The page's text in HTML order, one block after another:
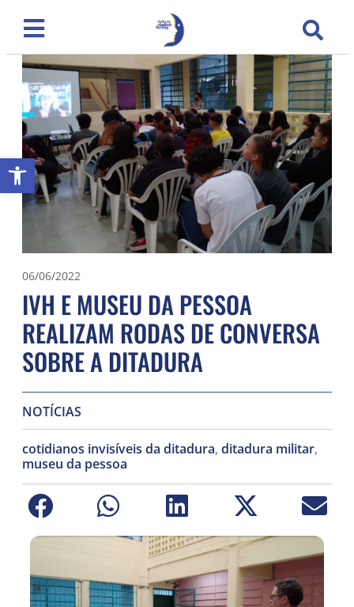
Abrir a barra de ferramentas
06/06/2022
IVH E MUSEU DA PESSOA
REALIZAM RODAS DE CONVERSA
SOBRE A DITADURA
NOTÍCIAS
cotidianos invisíveis da ditadura, ditadura militar,
museu da pessoa